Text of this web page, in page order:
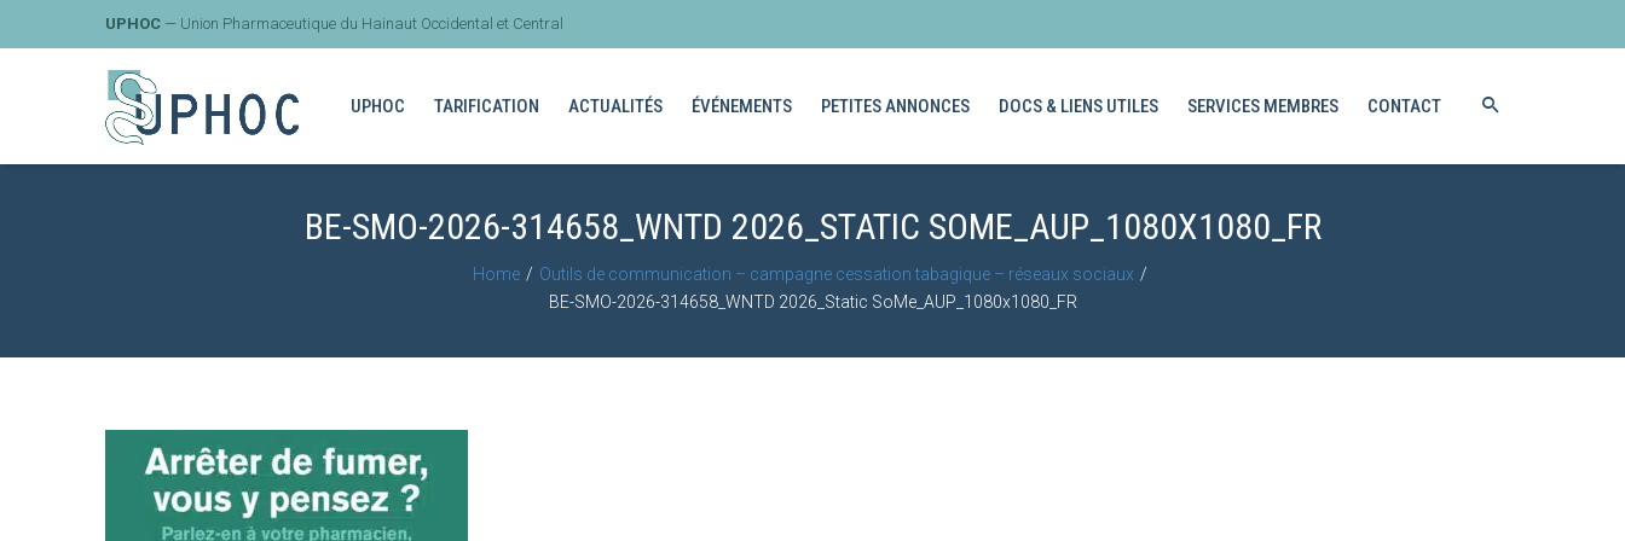
UPHOC — Union Pharmaceutique du Hainaut Occidental et Central
UPHOC TARIFICATION ACTUALITÉS ÉVÉNEMENTS PETITES ANNONCES DOCS & LIENS UTILES SERVICES MEMBRES CONTACT
BE-SMO-2026-314658_WNTD 2026_STATIC SOME_AUP_1080X1080_FR
Home
Outils de communication – campagne cessation tabagique – réseaux sociaux
BE-SMO-2026-314658_WNTD 2026_Static SoMe_AUP_1080x1080_FR